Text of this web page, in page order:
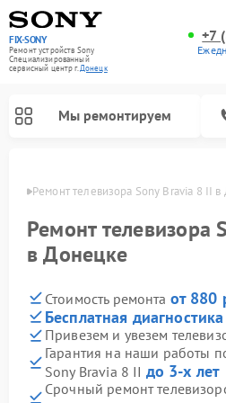
FIX-SONY
Ремонт устройств Sony
Специализированный
cервисный центр г. Донецк
+7
Мы ремонтируем
Ремонт телевизора Sony Bravia 8 II в
Ремонт телевизора
в Донецке
Стоимость ремонта от 880
Бесплатная диагностика
Привезем и увезем
Гарантия на наши работы
Sony Bravia 8 II до 3-х лет
Срочный ремонт